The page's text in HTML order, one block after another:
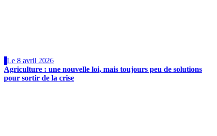
Le 8 avril 2026
Agriculture : une nouvelle loi, mais toujours peu de solutions
pour sortir de la crise